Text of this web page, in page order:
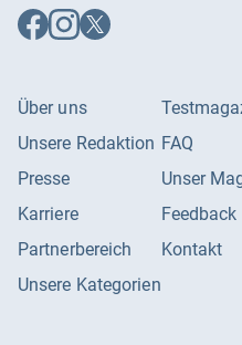
Auf
Facebook
Auf
Instagram
Auf
X
Über uns
Unsere Redaktion
Presse
Karriere
Partnerbereich
Unsere Kategorien
FAQ
Unser
Feedback
Kontakt